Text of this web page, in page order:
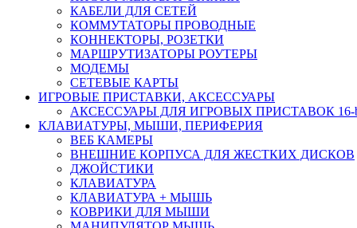
КАБЕЛИ ДЛЯ СЕТЕЙ
КОММУТАТОРЫ ПРОВОДНЫЕ
КОННЕКТОРЫ, РОЗЕТКИ
МАРШРУТИЗАТОРЫ РОУТЕРЫ
МОДЕМЫ
СЕТЕВЫЕ КАРТЫ
ИГРОВЫЕ ПРИСТАВКИ, АКСЕССУАРЫ
АКСЕССУАРЫ ДЛЯ ИГРОВЫХ ПРИСТАВОК 16-
КЛАВИАТУРЫ, МЫШИ, ПЕРИФЕРИЯ
ВЕБ КАМЕРЫ
ВНЕШНИЕ КОРПУСА ДЛЯ ЖЕСТКИХ ДИСКОВ
ДЖОЙСТИКИ
КЛАВИАТУРА
КЛАВИАТУРА + МЫШЬ
КОВРИКИ ДЛЯ МЫШИ